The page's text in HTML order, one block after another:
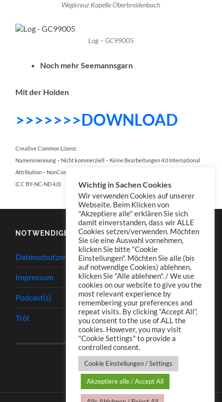
Wegkreuz Kapelle Oberbreidenbach
Log – GC99005
Noch mehr Seemannsgarn
Mit der Holden
>>>>>>>DOWNLOAD
Creative Common Lizenz:
Namensnennung – Nicht kommerziell – Keine Bearbeitungen 4.0 International
Attribution – NonCommercial – NoDerivatives 4.0 International
(CC BY-NC-ND 4.0)
NOTWENDIGES
Datenschutzerklärung
Impressum
Podcast(s)
Tröt
Wichtig in Sachen Cookies
Wir verwenden Cookies auf unserer
Webseite. Beim Klicken von
"Akzeptiere alle" erklären Sie sich
damit einverstanden, dass wir ALLE
Cookies setzen/verwenden. Möchten
Sie sie eine Auswahl vornehmen,
klicken Sie bitte "Cookie
Einstellungen". Möchten Sie alle (bis
auf notwendige Cookies) ablehnen,
klicken Sie "Alle ablehnen". / We use
cookies on our website to give you the
most relevant experience by
remembering your preferences and
repeat visits. By clicking “Accept All”,
you consent to the use of ALL the
cookies. However, you may visit
"Cookie Settings" to provide a
controlled consent.
Cookie Einstellungen / Settings
Akzeptiere alle / Accept All